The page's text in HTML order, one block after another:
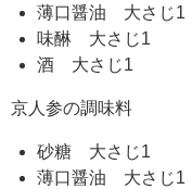
薄口醤油 大さじ1
味醂 大さじ1
酒 大さじ1
京人参の調味料
砂糖 大さじ1
薄口醤油 大さじ1